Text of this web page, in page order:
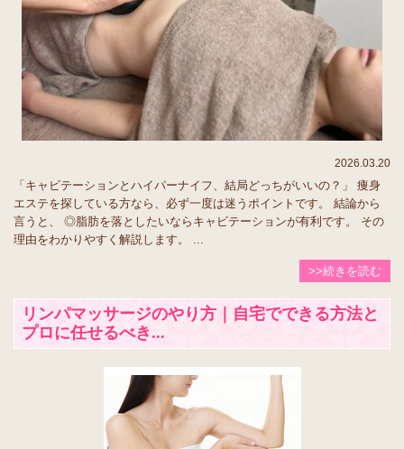
2026.03.20
「キャビテーションとハイパーナイフ、結局どっちがいいの？」 痩身
エステを探している方なら、必ず一度は迷うポイントです。 結論から
言うと、 ◎脂肪を落としたいならキャビテーションが有利です。 その
理由をわかりやすく解説します。 ...
>>続きを読む
リンパマッサージのやり方｜自宅でできる方法と
プロに任せるべき...